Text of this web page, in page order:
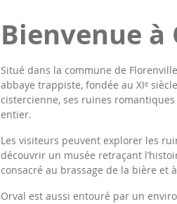
Bienvenue à
Situé dans la commune de
abbaye trappiste, fondée au XIᵉ
cistercienne, ses ruines
entier.
Les visiteurs peuvent explorer les
découvrir un musée retraçant
consacré au brassage de la bière et
Orval est aussi entouré par un